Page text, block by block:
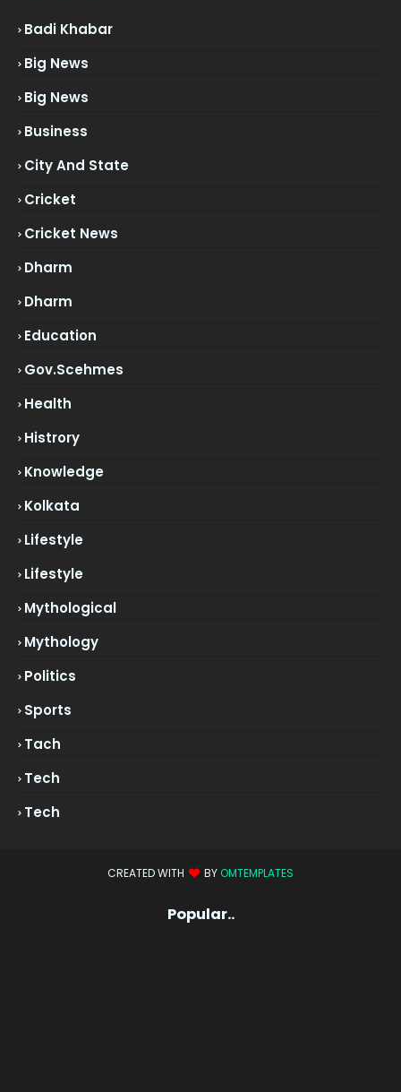
Badi Khabar
Big News
Big News
Business
City And State
Cricket
Cricket News
Dharm
Dharm
Education
Gov.scehmes
Health
Histrory
Knowledge
Kolkata
Lifestyle
Lifestyle
Mythological
Mythology
Politics
Sports
Tach
Tech
Tech
CREATED WITH BY OMTEMPLATES
Popular..